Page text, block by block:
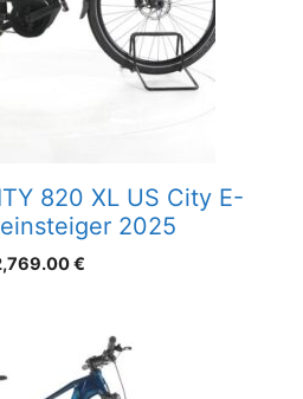
820 XL US City E-
2025
€